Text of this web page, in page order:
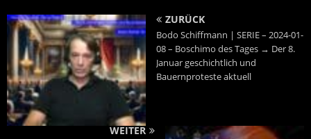
ZURÜCK
Bodo Schiffmann | SERIE – 2024-01-
08 – Boschimo des Tages → Der 8.
Januar geschichtlich und
Bauernproteste aktuell
WEITER